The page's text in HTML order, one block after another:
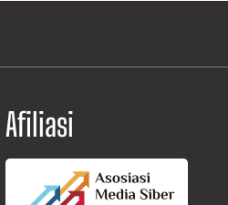
Afiliasi